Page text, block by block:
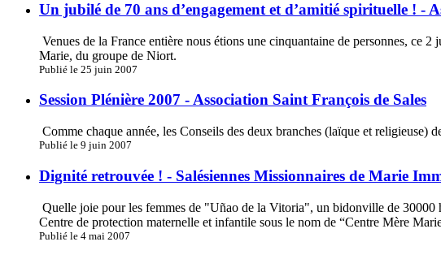
Un jubilé de 70 ans d’engagement et d’amitié spirituelle ! -
Venues de la France entière nous étions une cinquantaine de personnes, ce
Marie, du groupe de Niort.
Publié le 25 juin 2007
Session Plénière 2007 - Association Saint François de Sales
Comme chaque année, les Conseils des deux branches (laïque et religieuse)
Publié le 9 juin 2007
Dignité retrouvée ! - Salésiennes Missionnaires de Marie
Quelle joie pour les femmes de "Uñao de la Vitoria", un bidonville de
Centre de protection maternelle et infantile sous le nom de “Centre Mère
Publié le 4 mai 2007